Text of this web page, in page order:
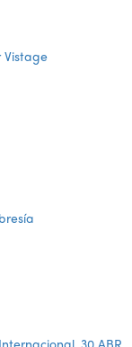
Vistage
30 ABR